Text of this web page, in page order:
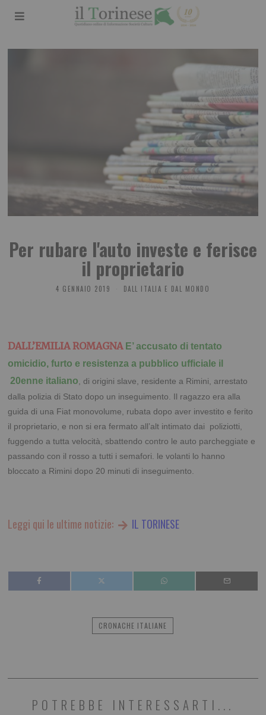
Per rubare l'auto investe e ferisce
il proprietario
4 GENNAIO 2019 DALL ITALIA E DAL MONDO
DALL’EMILIA ROMAGNA E’ accusato di tentato
omicidio, furto e resistenza a pubblico ufficiale il
20enne italiano , di origini slave, residente a Rimini, arrestato
dalla polizia di Stato dopo un inseguimento. Il ragazzo era alla
guida di una Fiat monovolume, rubata dopo aver investito e ferito
il proprietario, e non si era fermato all’alt intimato dai poliziotti,
fuggendo a tutta velocità, sbattendo contro le auto parcheggiate e
passando con il rosso a tutti i semafori. le volanti lo hanno
bloccato a Rimini dopo 20 minuti di inseguimento.
Leggi qui le ultime notizie: IL TORINESE
CRONACHE ITALIANE
POTREBBE INTERESSARTI...